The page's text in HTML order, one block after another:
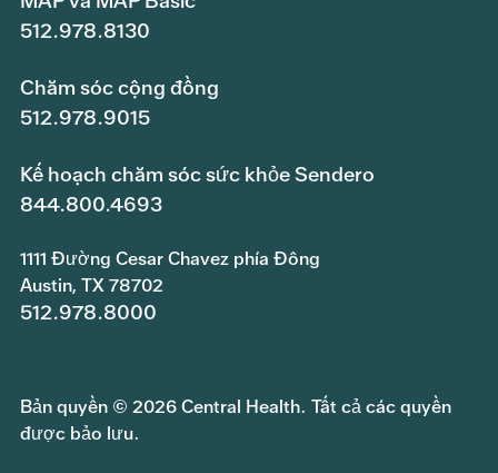
512.978.8130
Chăm sóc cộng đồng
512.978.9015
Kế hoạch chăm sóc sức khỏe Sendero
844.800.4693
1111 Đường Cesar Chavez phía Đông
Austin, TX 78702
512.978.8000
Bản quyền © 2026 Central Health. Tất cả các quyền
được bảo lưu.